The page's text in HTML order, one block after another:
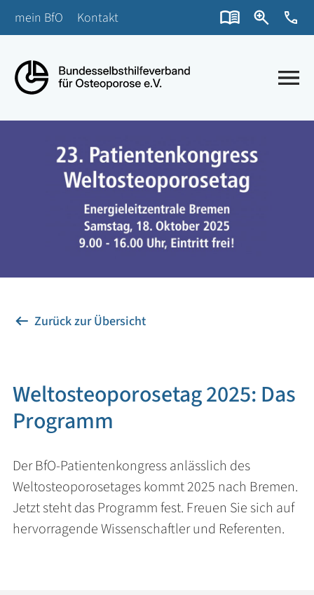
mein BfO Kontakt
Zurück zur Übersicht
Weltosteoporosetag 2025: Das
Programm
Der BfO-Patientenkongress anlässlich des
Weltosteoporosetages kommt 2025 nach Bremen.
Jetzt steht das Programm fest. Freuen Sie sich auf
hervorragende Wissenschaftler und Referenten.